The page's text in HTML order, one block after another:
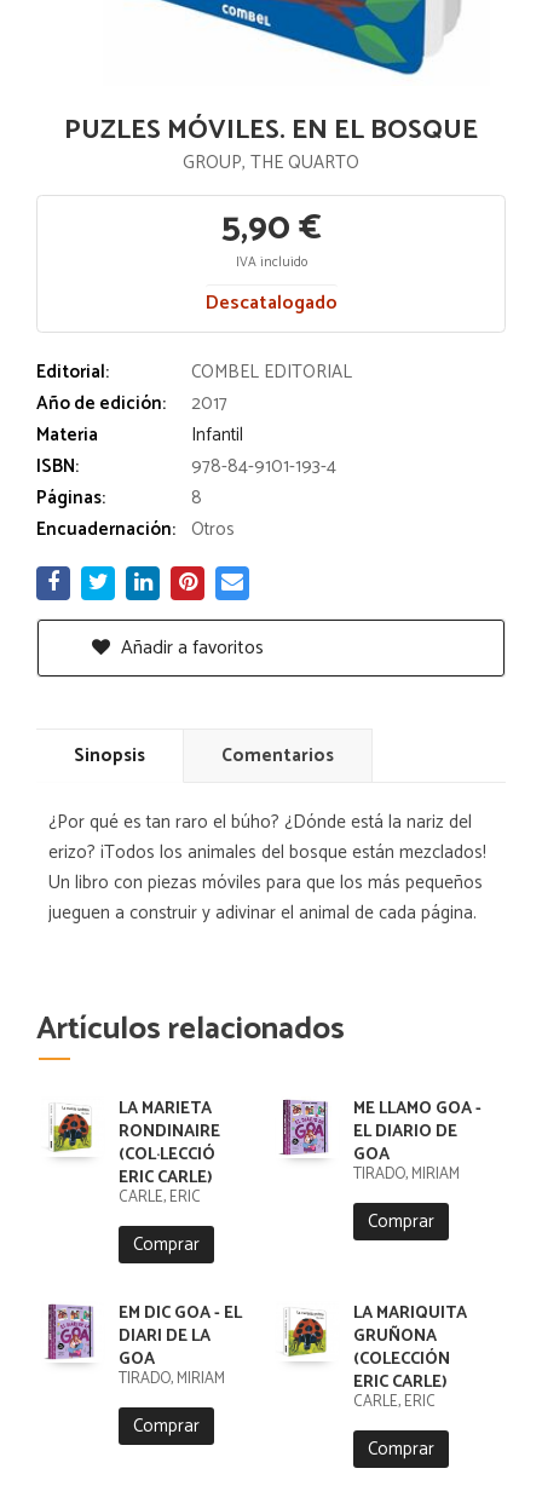
PUZLES MÓVILES. EN EL BOSQUE
GROUP, THE QUARTO
5,90 €
IVA incluido
Descatalogado
Editorial:
COMBEL EDITORIAL
Año de edición:
2017
Materia
Infantil
ISBN:
978-84-9101-193-4
Páginas:
8
Encuadernación: Otros
Añadir a favoritos
Sinopsis Comentarios
¿Por qué es tan raro el búho? ¿Dónde está la nariz del
erizo? ¡Todos los animales del bosque están mezclados!
Un libro con piezas móviles para que los más pequeños
jueguen a construir y adivinar el animal de cada página.
Artículos relacionados
LA MARIETA
RONDINAIRE
(COL·LECCIÓ
ERIC CARLE)
CARLE, ERIC
Comprar
ME LLAMO GOA -
EL DIARIO DE
GOA
TIRADO, MIRIAM
Comprar
EM DIC GOA - EL
DIARI DE LA
GOA
TIRADO, MIRIAM
Comprar
LA MARIQUITA
GRUÑONA
(COLECCIÓN
ERIC CARLE)
CARLE, ERIC
Comprar